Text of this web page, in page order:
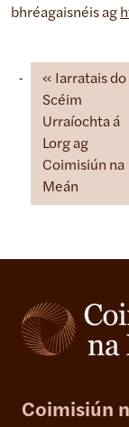
bhréagaisnéis ag
Iarratais do
Scéim
Urraíochta á
Lorg ag
Coimisiún na
Meán
Coimisiún